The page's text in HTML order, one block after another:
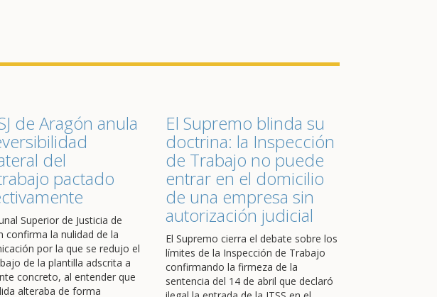
de Aragón anula
del
pactado
Superior de Justicia de
confirma la nulidad de la
por la que se redujo el
de la plantilla adscrita a
concreto, al entender que
alteraba de forma
El Supremo blinda su
doctrina: la Inspección
de Trabajo no puede
entrar en el domicilio
de una empresa sin
autorización judicial
El Supremo cierra el debate sobre los
límites de la Inspección de Trabajo
confirmando la firmeza de la
sentencia del 14 de abril que declaró